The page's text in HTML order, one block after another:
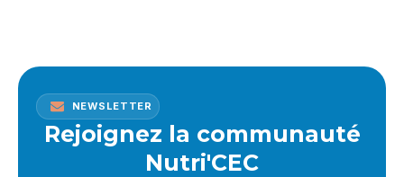
NEWSLETTER
Rejoignez la communauté
Nutri'CEC